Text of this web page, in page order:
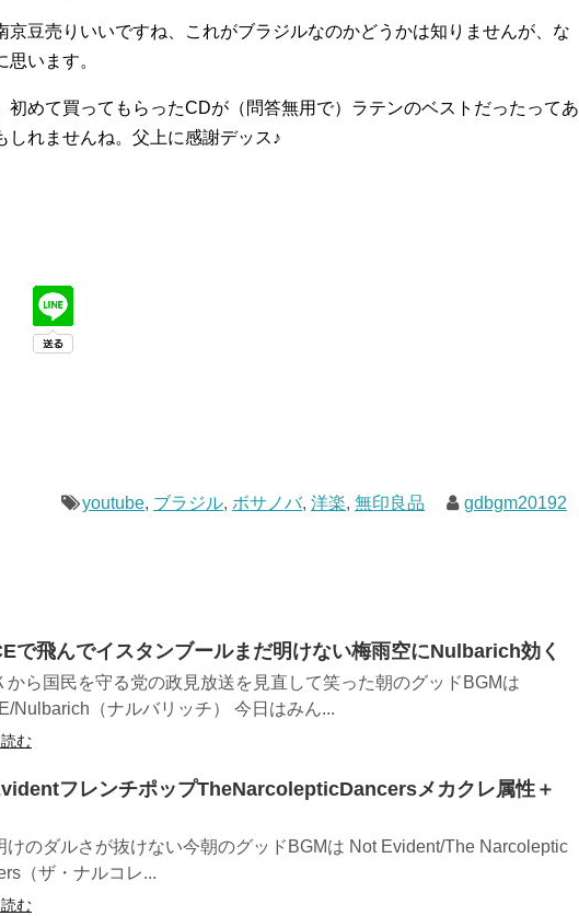
京豆売りいいですね、これがブラジルなのかどうかは知りませんが、な
います。
初めて買ってもらったCDが（問答無用で）ラテンのベストだったってあ
しれませんね。父上に感謝デッス♪
youtube, ブラジル, ボサノバ,洋楽,無印良品 gdbgm20192
で飛んでイスタンブールまだ明けない梅雨空にNulbarich効く
から国民を守る党の政見放送を見直して笑った朝のグッドBGMは
Nulbarich（ナルバリッチ） 今日はみん...
む
フレンチポップTheNarcolepticDancersメカクレ属性＋
けのダルさが抜けない今朝のグッドBGMは Not Evident/The Narcoleptic
（ザ・ナルコレ...
む